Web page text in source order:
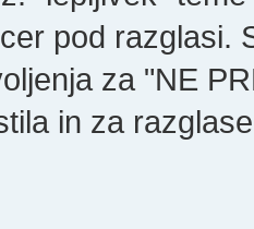
pod razglasi.
za "NE
in za